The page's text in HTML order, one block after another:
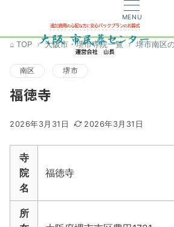
MENU
TOP 大阪市・堺市寺院一覧 堺市南区
南区 堺市
福徳寺
2026年3月31日 2026年3月31日
寺
院
名
福徳寺
所